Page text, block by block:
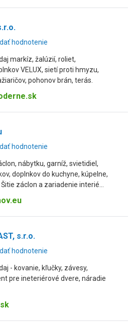
hodnotenie
markíz, žalúzií, roliet,
VELUX, sietí proti hmyzu,
pohonov brán, terás.
hodnotenie
nábytku, garníž, svietidiel,
doplnkov do kuchyne, kúpelne,
záclon a zariadenie interié...
s.r.o.
hodnotenie
- kovanie, kľučky, závesy,
pre ineteriérové dvere, náradie